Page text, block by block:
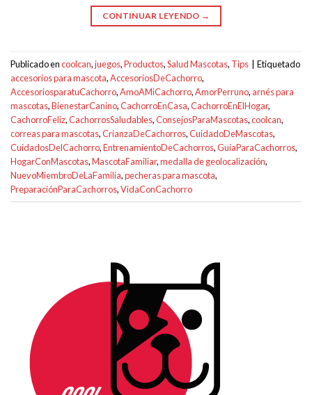
CONTINUAR LEYENDO →
Publicado encoolcan,juegos,Productos,Salud Mascotas, Tips | Etiquetado
accesorios para mascota,AccesoriosDeCachorro,
AccesoriosparatuCachorro,AmoAMiCachorro,AmorPerruno, arnés para
mascotas,BienestarCanino,CachorroEnCasa,CachorroEnElHogar,
CachorroFeliz,CachorrosSaludables,ConsejosParaMascotas,coolcan,
correas para mascotas,CrianzaDeCachorros,CuidadoDeMascotas,
CuidadosDelCachorro,EntrenamientoDeCachorros,GuíaParaCachorros,
HogarConMascotas,MascotaFamiliar,medalla de geolocalización,
NuevoMiembroDeLaFamilia,pecheras para mascota,
PreparaciónParaCachorros,VidaConCachorro